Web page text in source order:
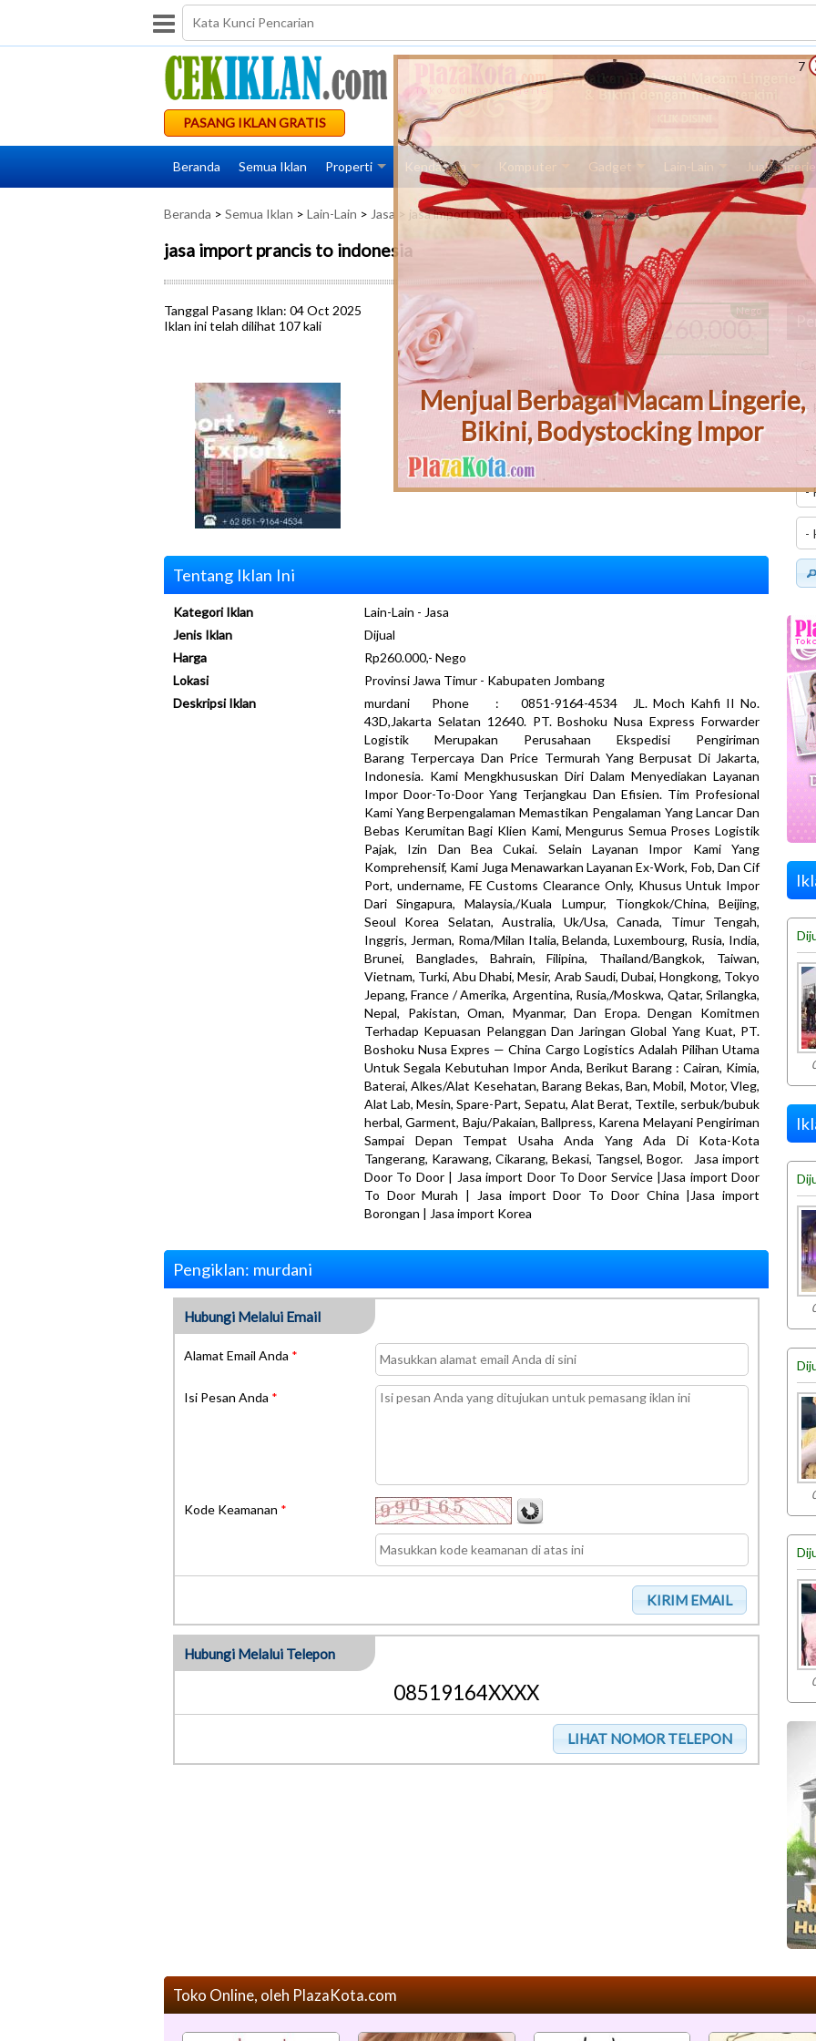
Menjual Berbagai Macam Lingerie,
Bikini, Bodystocking Impor
6
PASANG IKLAN GRATIS
Beranda Semua Iklan Properti Kendaraan Komputer Gadget Lain-Lain Jual
Beranda > Semua Iklan > Lain-Lain > Jasa > jasa import prancis to indonesia
jasa import prancis to indonesia
Tanggal Pasang Iklan: 04 Oct 2025
Iklan ini telah dilihat 107 kali
Nego
Rp260.000
Tentang Iklan Ini
Kategori Iklan
Lain-Lain - Jasa
Jenis Iklan
Dijual
Harga
Rp260.000,- Nego
Lokasi
Provinsi Jawa Timur - Kabupaten Jombang
Deskripsi Iklan
murdani Phone : 0851-9164-4534 JL. Moch Kahfi II No.
43D,Jakarta Selatan 12640. PT. Boshoku Nusa Express Forwarder
Logistik Merupakan Perusahaan Ekspedisi Pengiriman
Barang Terpercaya Dan Price Termurah Yang Berpusat Di Jakarta,
Indonesia. Kami Mengkhususkan Diri Dalam Menyediakan Layanan
Impor Door-To-Door Yang Terjangkau Dan Efisien. Tim Profesional
Kami Yang Berpengalaman Memastikan Pengalaman Yang Lancar Dan
Bebas Kerumitan Bagi Klien Kami, Mengurus Semua Proses Logistik
Pajak, Izin Dan Bea Cukai. Selain Layanan Impor Kami Yang
Komprehensif, Kami Juga Menawarkan Layanan Ex-Work, Fob, Dan Cif
Port, undername, FE Customs Clearance Only, Khusus Untuk Impor
Dari Singapura, Malaysia,/Kuala Lumpur, Tiongkok/China, Beijing,
Seoul Korea Selatan, Australia, Uk/Usa, Canada, Timur Tengah,
Inggris, Jerman, Roma/Milan Italia, Belanda, Luxembourg, Rusia, India,
Brunei, Banglades, Bahrain, Filipina, Thailand/Bangkok, Taiwan,
Vietnam, Turki, Abu Dhabi, Mesir, Arab Saudi, Dubai, Hongkong, Tokyo
Jepang, France / Amerika, Argentina, Rusia,/Moskwa, Qatar, Srilangka,
Nepal, Pakistan, Oman, Myanmar, Dan Eropa. Dengan Komitmen
Terhadap Kepuasan Pelanggan Dan Jaringan Global Yang Kuat, PT.
Boshoku Nusa Expres — China Cargo Logistics Adalah Pilihan Utama
Untuk Segala Kebutuhan Impor Anda, Berikut Barang : Cairan, Kimia,
Baterai, Alkes/Alat Kesehatan, Barang Bekas, Ban, Mobil, Motor, Vleg,
Alat Lab, Mesin, Spare-Part, Sepatu, Alat Berat, Textile, serbuk/bubuk
herbal, Garment, Baju/Pakaian, Ballpress, Karena Melayani Pengiriman
Sampai Depan Tempat Usaha Anda Yang Ada Di Kota-Kota
Tangerang, Karawang, Cikarang, Bekasi, Tangsel, Bogor. Jasa import
Door To Door | Jasa import Door To Door Service |Jasa import Door
To Door Murah | Jasa import Door To Door China |Jasa import
Borongan | Jasa import Korea
Pengiklan: murdani
Hubungi Melalui Email
Alamat Email Anda *
Isi Pesan Anda *
Kode Keamanan *
Hubungi Melalui Telepon
08519164XXXX
Toko Online, oleh PlazaKota.com